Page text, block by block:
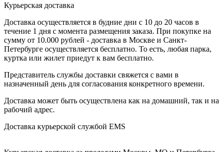
Курьерская доставка
Доставка осуществляется в будние дни с 10 до 20 часов в
течение 1 дня с момента размещения заказа. При покупке на
сумму от 10.000 рублей - доставка в Москве и Санкт-
Петербурге осуществляется бесплатно. То есть, любая парка,
куртка или жилет приедут к вам бесплатно.
Представитель службы доставки свяжется с вами в
назначенный день для согласования конкретного времени.
Доставка может быть осуществлена как на домашний, так и на
рабочий адрес.
Доставка курьерской службой EMS